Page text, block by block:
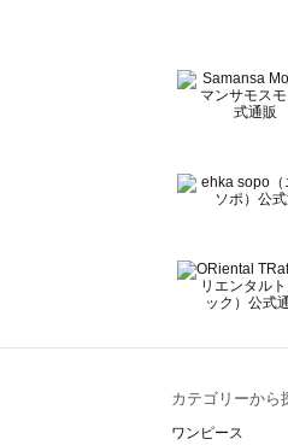
BETTY'S BLUE（
Wpc.（ワールドパ
カテゴリーから
ワンピース